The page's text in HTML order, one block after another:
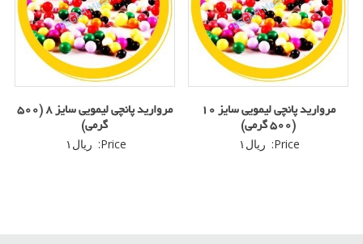
مروارید پانچی لیمویی سایز 10
(500 گرمی)
Price: ریال ۱
مروارید پانچی لیمویی سایز 8 (500
گرمی)
Price: ریال ۱